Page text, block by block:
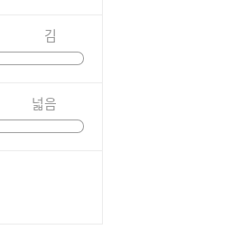
김
넓음